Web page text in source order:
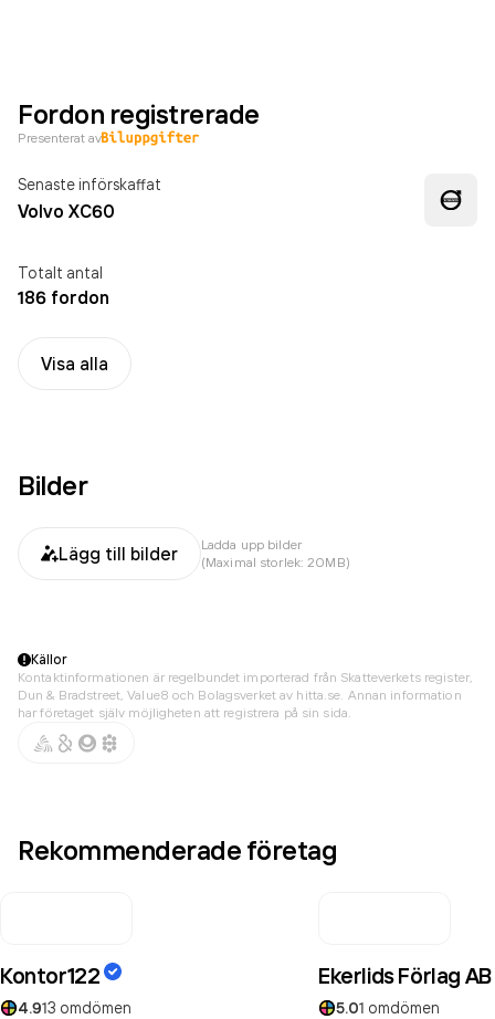
Fordon registrerade
Presenterat av
Senaste införskaffat
Volvo XC60
Totalt antal
186 fordon
Visa alla
Bilder
Lägg till bilder
Ladda upp bilder
(Maximal storlek: 20MB)
Källor
Kontaktinformationen är regelbundet importerad från Skatteverkets register,
Dun & Bradstreet, Value8 och Bolagsverket av hitta.se. Annan information
har företaget själv möjligheten att registrera på sin sida.
Rekommenderade företag
Kontor122
4.913 omdömen
Ekerlids Förlag AB
5.01 omdömen